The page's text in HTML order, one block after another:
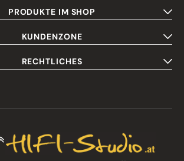
PRODUKTE IM SHOP
KUNDENZONE
RECHTLICHES